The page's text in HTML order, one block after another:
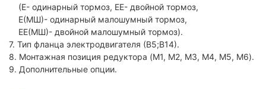
(Е- одинарный тормоз, ЕЕ- двойной тормоз,
Е(МШ)- одинарный малошумный тормоз,
ЕЕ(МШ)- двойной малошумный тормоз).
7. Тип фланца электродвигателя (В5;В14).
8. Монтажная позиция редуктора (M1, M2, M3, M4, M5, M6).
9. Дополнительные опции.